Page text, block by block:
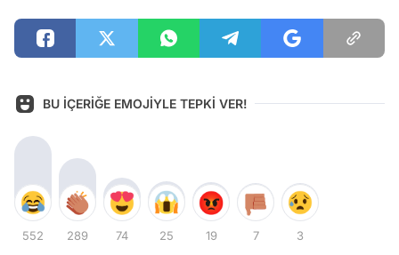
BU İÇERİĞE EMOJİYLE TEPKİ VER!
552 289 74 25 19 7 3